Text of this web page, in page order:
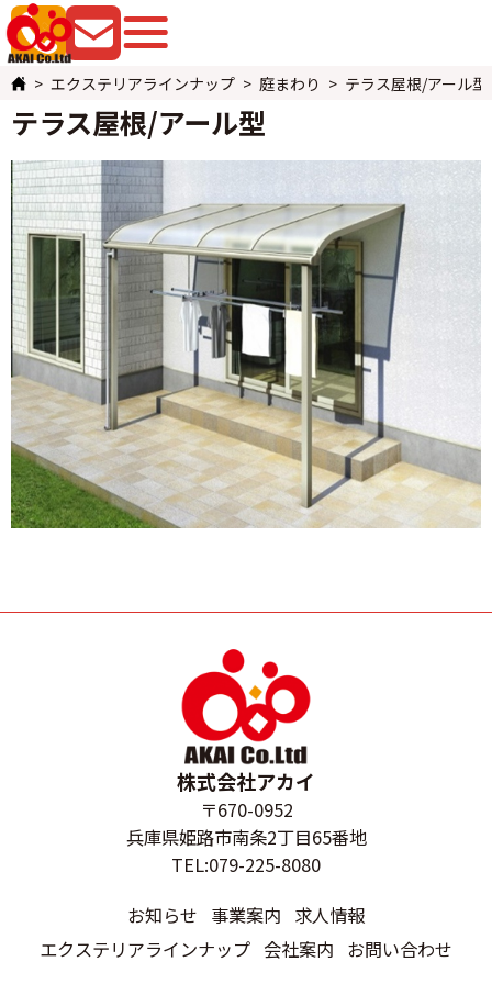
エクステリアラインナップ 庭まわり テラス屋根/アール型
テラス屋根/アール型
株式会社アカイ
〒670-0952
兵庫県姫路市南条2丁目65番地
TEL:079-225-8080
お知らせ 事業案内 求人情報
エクステリアラインナップ 会社案内 お問い合わせ